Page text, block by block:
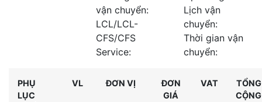
vận chuyển:
LCL/LCL-
CFS/CFS
Service:
Lịch vận
chuyển:
Thời gian vận
chuyển:
PHỤ
LỤC
VL ĐƠN VỊ
ĐƠN
GIÁ
VAT
TỔNG
CỘNG